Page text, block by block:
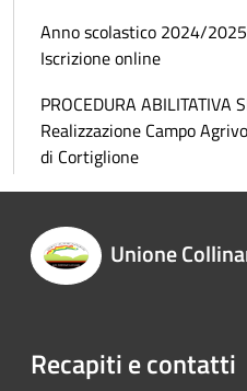
Anno scolastico 2024/
Iscrizione online
PROCEDURA ABILITATIVA
Realizzazione Campo
di Cortiglione
Unione
Recapiti e contatti